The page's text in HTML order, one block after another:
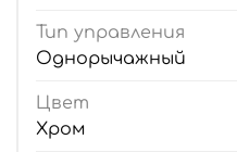
Тип управления
Однорычажный
Цвет
Хром